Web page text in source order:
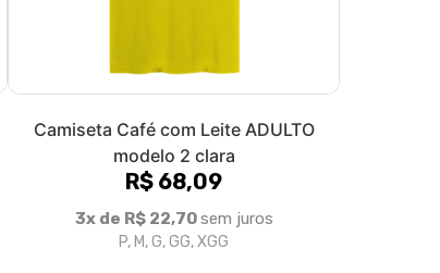
Camiseta Café com Leite ADULTO
modelo 2 clara
R$ 68,09
3x de R$ 22,70sem juros
P, M, G, GG, XGG